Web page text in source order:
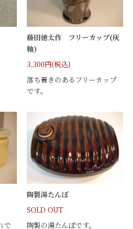
藤田徳太作 フリーカップ(灰
釉)
3,300円(税込)
落ち着きのあるフリーカップ
です。
で
陶製湯たんぽ
SOLD OUT
陶製の湯たんぽです。